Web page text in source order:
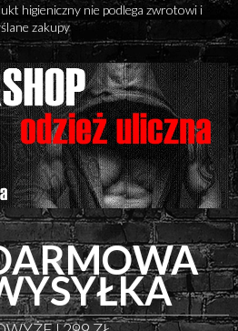
higieniczny nie podlega zwrotowi i
zakupy